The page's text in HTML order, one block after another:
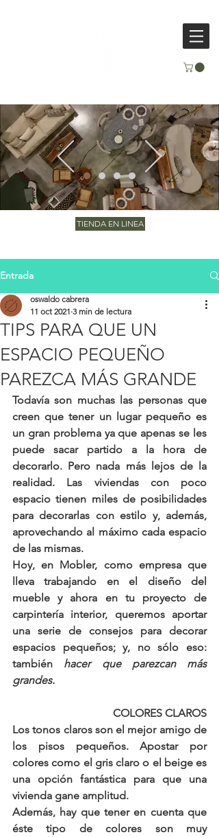
TIENDA EN LINEA
Entrada
TIPS PARA QUE UN
ESPACIO PEQUEÑO
PAREZCA MÁS GRANDE
oswaldo cabrera
11 oct 2021 3 min de lectura
Todavía son muchas las personas que
creen que tener un lugar pequeño es
un gran problema ya que apenas se les
puede sacar partido a la hora de
decorarlo. Pero nada más lejos de la
realidad. Las viviendas con poco
espacio tienen miles de posibilidades
para decorarlas con estilo y, además,
aprovechando al máximo cada espacio
de las mismas.
Hoy, en Mobler, como empresa que
lleva trabajando en el diseño del
mueble y ahora en tu proyecto de
carpintería interior, queremos aportar
una serie de consejos para decorar
espacios pequeños; y, no sólo eso:
también hacer que parezcan más
grandes.
COLORES CLAROS
Los tonos claros son el mejor amigo de
los pisos pequeños. Apostar por
colores como el gris claro o el beige es
una opción fantástica para que una
vivienda gane amplitud.
Además, hay que tener en cuenta que
éste tipo de colores son muy